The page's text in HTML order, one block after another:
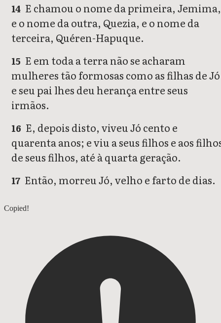
14 E chamou o nome da primeira, Jemima,
e o nome da outra, Quezia, e o nome da
terceira, Quéren-Hapuque.
15 E em toda a terra não se acharam
mulheres tão formosas como as filhas de
e seu pai lhes deu herança entre seus
irmãos.
16 E, depois disto, viveu Jó cento e
quarenta anos; e viu a seus filhos e aos
de seus filhos, até à quarta geração.
17 Então, morreu Jó, velho e farto de dias.
Jó 41
Copied!